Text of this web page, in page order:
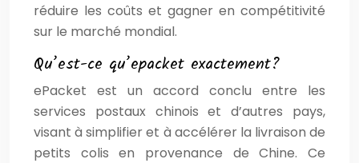
réduire les coûts et gagner en compétitivité
sur le marché mondial.
Qu’est-ce qu’epacket exactement?
ePacket est un accord conclu entre les
services postaux chinois et d’autres pays,
visant à simplifier et à accélérer la livraison de
petits colis en provenance de Chine. Ce